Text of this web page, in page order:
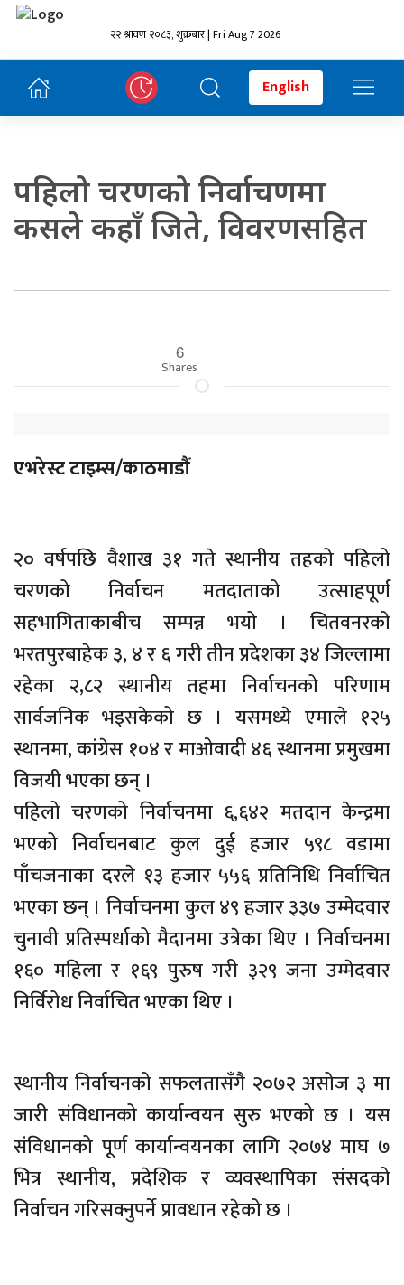
२२ श्रावण २०८३, शुक्रबार | Fri Aug 7 2026
English
पहिलो चरणको निर्वाचणमा
कसले कहाँ जिते, विवरणसहित
6
Shares
एभरेस्ट टाइम्स/काठमाडौं
२० वर्षपछि वैशाख ३१ गते स्थानीय तहको पहिलो
चरणको निर्वाचन मतदाताको उत्साहपूर्ण
सहभागिताकाबीच सम्पन्न भयो । चितवनरको
भरतपुरबाहेक ३, ४ र ६ गरी तीन प्रदेशका ३४ जिल्लामा
रहेका २,८२ स्थानीय तहमा निर्वाचनको परिणाम
सार्वजनिक भइसकेको छ । यसमध्ये एमाले १२५
स्थानमा, कांग्रेस १०४ र माओवादी ४६ स्थानमा प्रमुखमा
विजयी भएका छन् ।
पहिलो चरणको निर्वाचनमा ६,६४२ मतदान केन्द्रमा
भएको निर्वाचनबाट कुल दुई हजार ५९८ वडामा
पाँचजनाका दरले १३ हजार ५५६ प्रतिनिधि निर्वाचित
भएका छन् । निर्वाचनमा कुल ४९ हजार ३३७ उम्मेदवार
चुनावी प्रतिस्पर्धाको मैदानमा उत्रेका थिए । निर्वाचनमा
१६० महिला र १६९ पुरुष गरी ३२९ जना उम्मेदवार
निर्विरोध निर्वाचित भएका थिए ।
स्थानीय निर्वाचनको सफलतासँगै २०७२ असोज ३ मा
जारी संविधानको कार्यान्वयन सुरु भएको छ । यस
संविधानको पूर्ण कार्यान्वयनका लागि २०७४ माघ ७
भित्र स्थानीय, प्रदेशिक र व्यवस्थापिका संसदको
निर्वाचन गरिसक्नुपर्ने प्रावधान रहेको छ ।